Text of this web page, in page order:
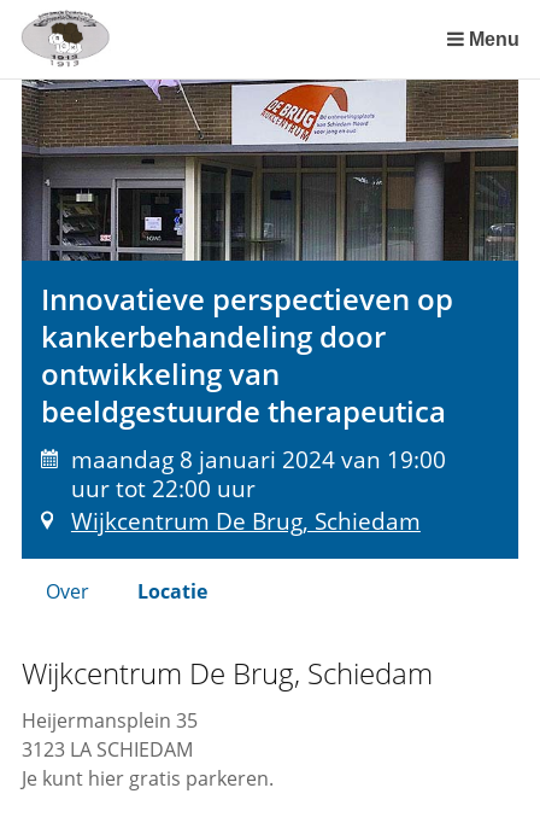
links
Spring
naar
de
inhoud
Spring
naar
menu
Menu
Innovatieve perspectieven op
kankerbehandeling door
ontwikkeling van
beeldgestuurde therapeutica
maandag 8 januari 2024 van 19:00
uur tot 22:00 uur
Wijkcentrum De Brug, Schiedam
Over Locatie
Wijkcentrum De Brug, Schiedam
Heijermansplein 35
3123 LA SCHIEDAM
Je kunt hier gratis parkeren.